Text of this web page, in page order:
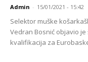
Admin - 15/01/2021 - 15:42
Selektor muške
Vedran Bosnić objavio
kvalifikacija za